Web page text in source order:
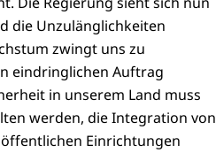
die Unzulänglichkeiten
zwingt uns zu
eindringlichen Auftrag
in unserem Land muss
werden, die Integration von
Einrichtungen